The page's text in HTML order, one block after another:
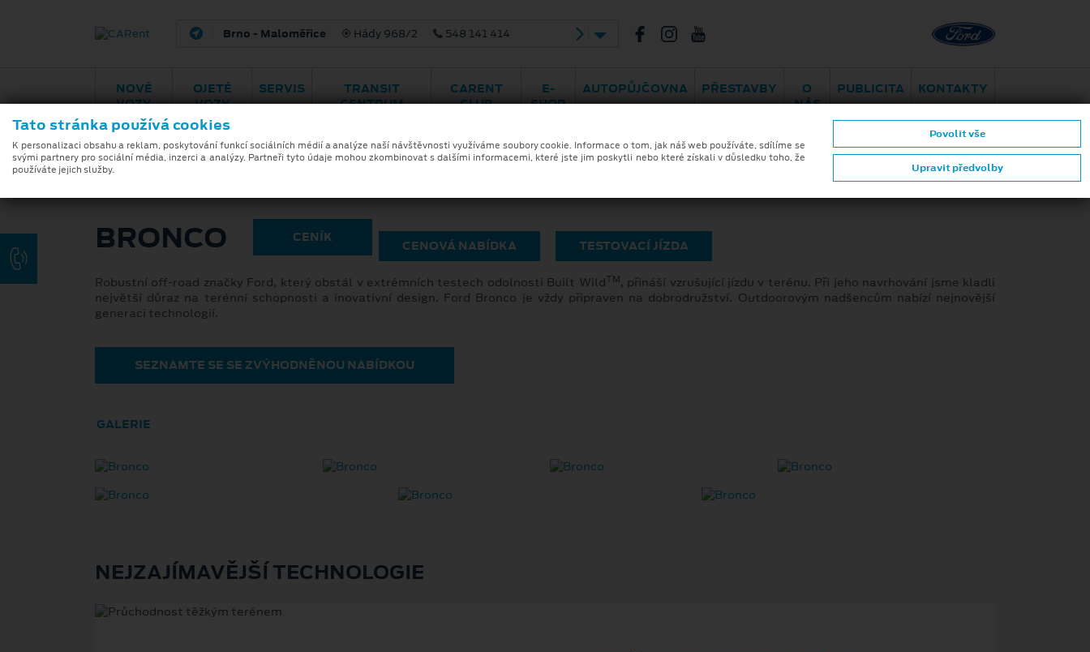
Brno - Maloměřice Hády 968/2 548 141 414 Brno - Juliánov
NOVÉ
VOZY
OJETÉ
VOZY
SERVIS
TRANSIT
CENTRUM
CARENT
CLUB
E-
SHOP
AUTOPŮJČOVNA PŘESTAVBY
O
NÁS
PUBLICITA KONTAKTY
BRONCO
CENOVÁ NABÍDKA TESTOVACÍ JÍZDA
ZÁKLADNÍ INFORMACE
BRONCO CENÍK
Robustní off-road značky Ford, který obstál v extrémních testech odolnosti Built WildTM, přináší vzrušující jízdu v terénu. Při jeho navrhování jsme kladli
největší důraz na terénní schopnosti a inovativní design. Ford Bronco je vždy připraven na dobrodružství. Outdoorovým nadšencům nabízí nejnovější
generaci technologií.
SEZNAMTE SE SE ZVÝHODNĚNOU NABÍDKOU
GALERIE
NEJZAJÍMAVĚJŠÍ TECHNOLOGIE
Tato stránka používá cookies
K personalizaci obsahu a reklam, poskytování funkcí sociálních médií a analýze naší návštěvnosti využíváme soubory cookie. Informace o tom, jak náš web používáte, sdílíme se
svými partnery pro sociální média, inzerci a analýzy. Partneři tyto údaje mohou zkombinovat s dalšími informacemi, které jste jim poskytli nebo které získali v důsledku toho, že
používáte jejich služby.
Upravit předvolby
Povolit vše